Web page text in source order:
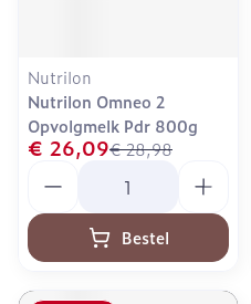
Nutrilon
Nutrilon Omneo 2
Opvolgmelk Pdr 800g
€ 28,98
€ 26,09
Bestel